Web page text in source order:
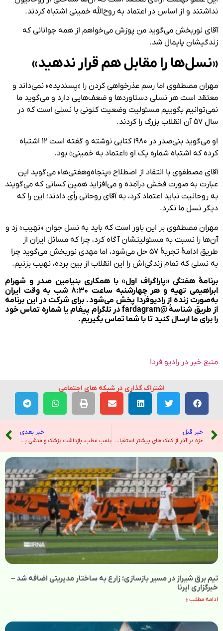
نداشتند و از اساس در اعتماد به روح‌الله خمینی اشتباه کردند.
آقای نوربخش می‌گوید من پوزش می‌خواهم از همه جوانانی که
زندگیشان پایمال شد.
«نسل‌ها را مقابل هم قرار ندهید»
مهران مصطفوی اما رسم عذرخواهی کردن را «پسندیده» نمی‌داند و
معتقد است هر نسلی دستاوردها و ضعف‌هایی دارد و می‌گوید ما
نمی‌توانیم بگوییم مسئولیت وضعیت کنونی با نسلی است که در
سال ۵۷ آن انقلاب بزرگ را کردند.
او می‌گوید بنی‌صدر در ۱۹۸۰ کتابی نوشته و گفته است ۱۲ اشتباه
کرده که اشتباه شماره یک او «اعتماد به خمینی» بود.
آقای مصطفوی با انتقاد از اصطلاح «پنجاه‌وهفتی‌ها» می‌گوید این
عبارت به صورت فخش درآمده و می‌افزاید همین کسانی که می‌گویند
به روحانیت نباید اعتماد کرد، به آقای روحانی رأی دادند؛ این را که
دیگر نسل ما نکرد.
مهران مصطفوی بر این باور است که باید به نسل جوان «نهیب» زد و
آن‌ها را نسبت به مسئولیتشان آگاه کرد، چرا که مسائل ایران از
طریق ادامهٔ تجربهٔ ۵۷ حل می‌شود، اما مهدی نوربخش می‌گوید چرا
به نسلی که تمام زندگی‌اش را این انقلاب از بین برده، نهیب بزنیم.
برنامهٔ هفتگی «پاراگراف اول» با همکاری بنیامین صدر و شهرام
ابراهیمی تهیه و هر چهارشنبه ساعت ۸:۳۰ شب به وقت ایران
به‌صورت زنده از رادیوفردا پخش می‌شود. برای شرکت در این برنامه
از طریق شناسهٔ @fardagram در تلگرام پیغام یا شماره تماس خود
را برای ما ارسال کنید تا با شما تماس بگیریم.
منبع خبر در رادیو فردا
اشتراک گذاری در شبکه های اجتماعی
خبر قبل
غزه در آخر از کمک های بیشتر استقبال می کند. نیاز به سیل دارد. – نیویورک تایمز
خبر بعدی
پلمب مطب، بازداشت پزشک و منشی به خاطر انجام سقط‌ جنین – صدای آمریکا
تیم برق شیراز در مسیر بازسازی؛ زارع به ساختار مدیریتی اضافه شد –
خبرگزاری ایرنا
ادامه مطلب »